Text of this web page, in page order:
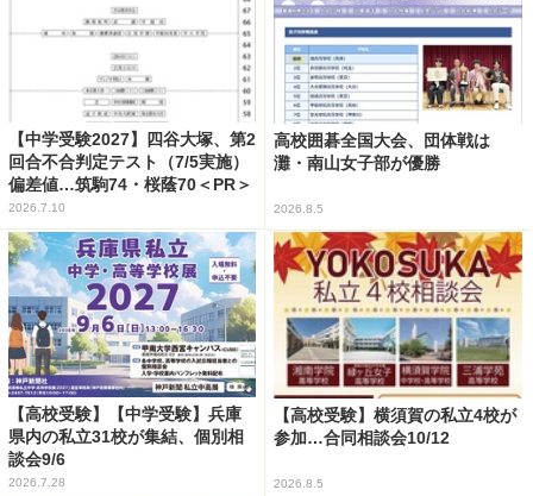
【中学受験2027】四谷大塚、第2
回合不合判定テスト（7/5実施）
偏差値…筑駒74・桜蔭70＜PR＞
2026.7.10
高校囲碁全国大会、団体戦は
灘・南山女子部が優勝
2026.8.5
【高校受験】【中学受験】兵庫
県内の私立31校が集結、個別相
談会9/6
2026.7.28
【高校受験】横須賀の私立4校が
参加…合同相談会10/12
2026.8.5